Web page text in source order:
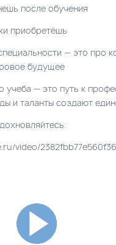
после обучения
приобретёшь
— это про
будущее
учеба — это путь к
и таланты создают
video/